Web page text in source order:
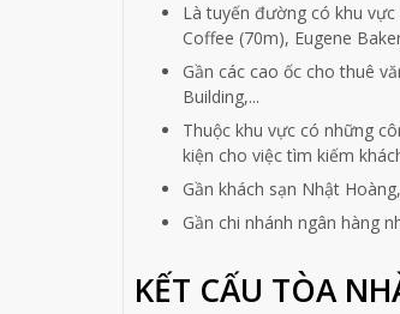
Là tuyến đường có khu
Coffee (70m), Eugene
Gần các cao ốc cho thuê
Building,...
Thuộc khu vực có những
kiện cho việc tìm kiếm
Gần khách sạn Nhật
Gần chi nhánh ngân hàng
KẾT CẤU TÒA